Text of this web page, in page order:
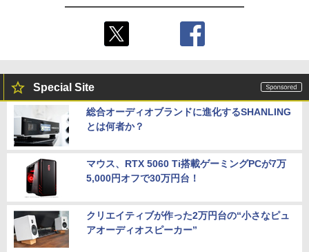
Special Site
総合オーディオブランドに進化するSHANLING
とは何者か？
マウス、RTX 5060 Ti搭載ゲーミングPCが7万
5,000円オフで30万円台！
クリエイティブが作った2万円台の“小さなピュ
アオーディオスピーカー”